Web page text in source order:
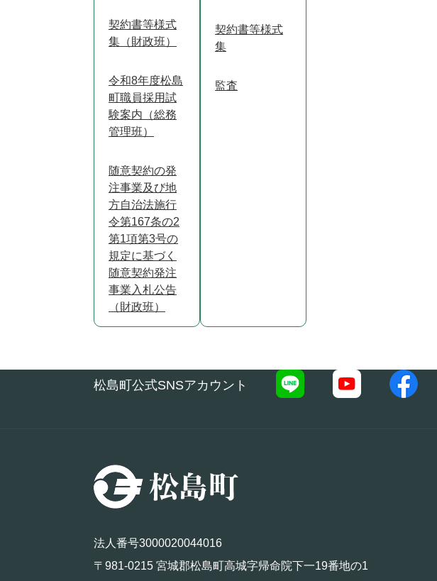
契約書等様式
集（財政班）
令和8年度松島
町職員採用試
験案内（総務
管理班）
随意契約の発
注事業及び地
方自治法施行
令第167条の2
第1項第3号の
規定に基づく
随意契約発注
事業入札公告
（財政班）
契約書等様式
集
監査
松島町公式SNSアカウント
法人番号3000020044016
〒981-0215 宮城郡松島町高城字帰命院下一19番地の1